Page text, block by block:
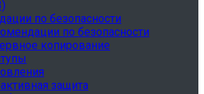
по безопасности
по безопасности
копирование
защита